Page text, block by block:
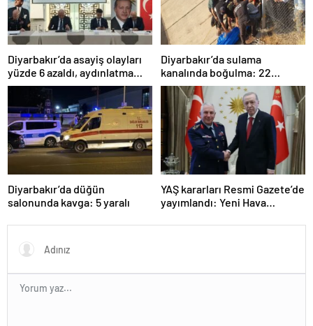
Diyarbakır’da asayiş olayları
yüzde 6 azaldı, aydınlatma
oranı yüzde 98’e yükseldi
Diyarbakır’da sulama
kanalında boğulma: 22
yaşındaki genç hayatını
kaybetti
Diyarbakır’da düğün
salonunda kavga: 5 yaralı
YAŞ kararları Resmi Gazete’de
yayımlandı: Yeni Hava
Orgeneral Rafet Dalkıran